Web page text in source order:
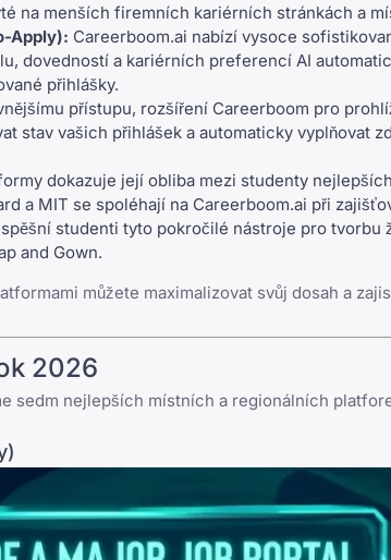
na menších firemních kariérních stránkách a
Apply): Careerboom.ai nabízí vysoce
dovedností a kariérních preferencí AI
přihlášky.
přístupu, rozšíření Careerboom pro
stav vašich přihlášek a automaticky vyplňovat
dokazuje její obliba mezi studenty
a MIT se spoléhají na Careerboom.ai při
studenti tyto pokročilé nástroje pro tvorbu
and Gown.
můžete maximalizovat svůj dosah a
2026
sedm nejlepších místních a regionálních